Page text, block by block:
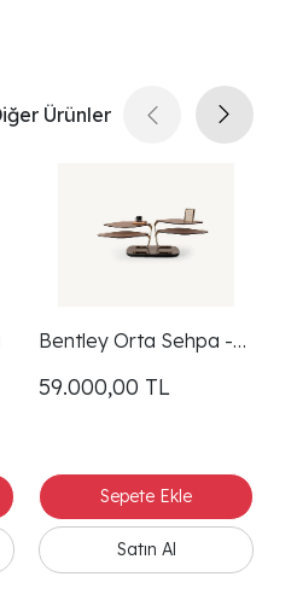
Ürünler
Bentley Orta Sehpa -
59.000,00 TL